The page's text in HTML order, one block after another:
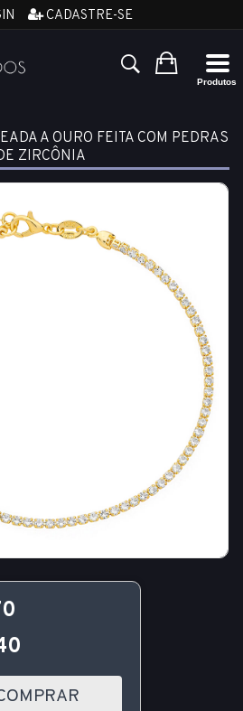
CADASTRE-SE
A OURO FEITA COM PEDRAS
ZIRCÔNIA